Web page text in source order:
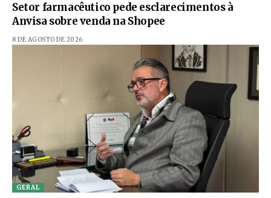
Setor farmacêutico pede esclarecimentos à
Anvisa sobre venda na Shopee
8 DE AGOSTO DE 2026
GERAL